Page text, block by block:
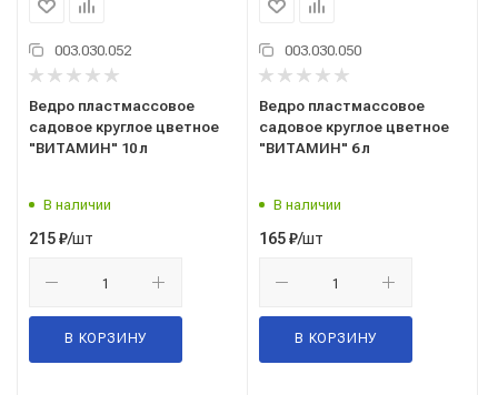
003.030.052
Ведро пластмассовое
садовое круглое цветное
"ВИТАМИН" 10 л
В наличии
215₽/шт
В КОРЗИНУ
003.030.050
Ведро пластмассовое
садовое круглое цветное
"ВИТАМИН" 6 л
В наличии
165₽/шт
В КОРЗИНУ